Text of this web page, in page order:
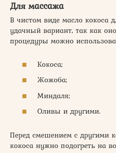
Для массажа
В чистом виде масло кокоса
удачный вариант, так как
процедуры можно
Кокоса;
Жожоба;
Миндаля;
Оливы и другими.
Перед смешением с другими
кокоса нужно подогреть на